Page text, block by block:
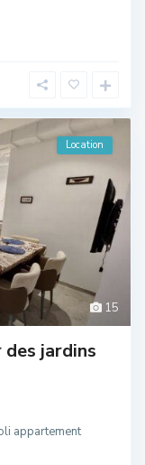
15
Location
jardins
appartement